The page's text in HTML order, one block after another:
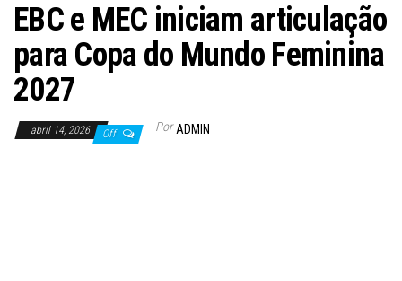
EBC e MEC iniciam articulação
para Copa do Mundo Feminina
2027
abril 14, 2026 Off Por ADMIN